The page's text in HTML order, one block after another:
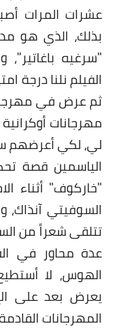
عشرات المرات
بذلك، الذي هو
"سرغيه باغاتير"،
الفيلم نلنا درجة
ثم عرض في
مهرجانات
لي، لكي أعرضهم
الياسمين قصة
"خاركوف" أثناء
السوفيتي آنذاك،
تتلقى شعراً من
عدة محاور في
الهوس، لا
يعرض بعد على
المهرجانات